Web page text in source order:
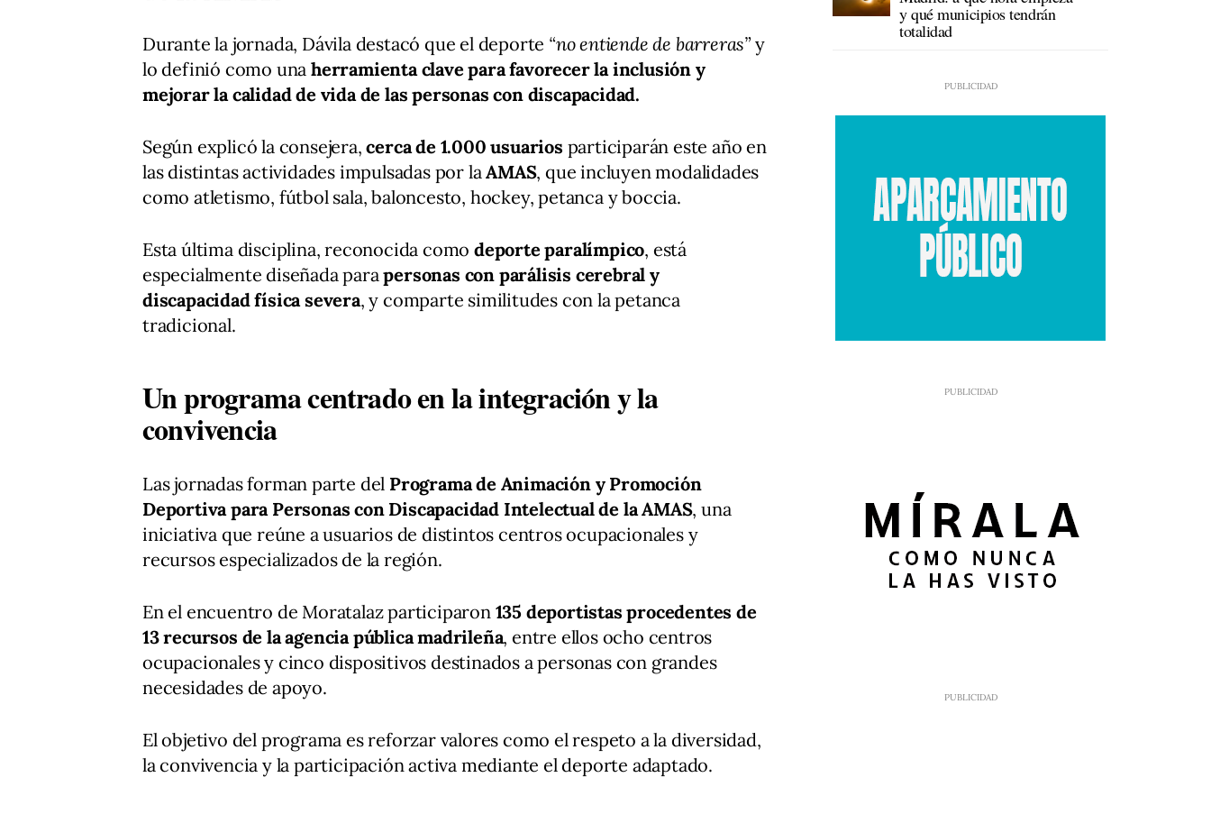
Durante la jornada, Dávila destacó que el deporte “no entiende de barreras”y
lo definió como unaherramienta clave para favorecer la inclusión y
mejorar la calidad de vida de las personas con discapacidad.
Según explicó la consejera,cerca de 1.000 usuarios participarán este año en
las distintas actividades impulsadas por laAMAS, que incluyen modalidades
como atletismo, fútbol sala, baloncesto, hockey, petanca y boccia.
Esta última disciplina, reconocida como deporte paralímpico, está
especialmente diseñada parapersonas con parálisis cerebral y
discapacidad física severa, y comparte similitudes con la petanca
tradicional.
Un programa centrado en la integración y la
convivencia
Las jornadas forman parte del Programa de Animación y Promoción
Deportiva para Personas con Discapacidad Intelectual de la AMAS, una
iniciativa que reúne a usuarios de distintos centros ocupacionales y
recursos especializados de la región.
En el encuentro de Moratalaz participaron 135 deportistas procedentes de
13 recursos de la agencia pública madrileña, entre ellos ocho centros
ocupacionales y cinco dispositivos destinados a personas con grandes
necesidades de apoyo.
El objetivo del programa es reforzar valores como el respeto a la diversidad,
la convivencia y la participación activa mediante el deporte adaptado.
y qué municipios tendrán
totalidad